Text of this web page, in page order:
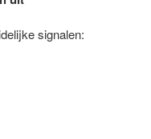
signalen: